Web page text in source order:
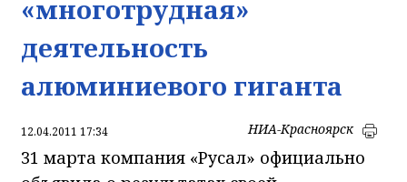
«многотрудная»
деятельность
алюминиевого гиганта
12.04.2011 17:34 НИА-Красноярск
31 марта компания «Русал» официально